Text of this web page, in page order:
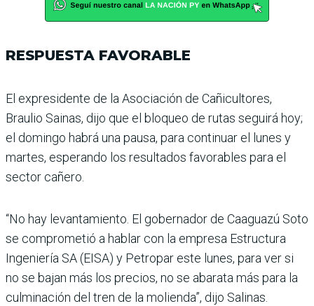
RESPUESTA FAVORABLE
El expresidente de la Asocia­ción de Cañicultores,
Braulio Sainas, dijo que el bloqueo de rutas seguirá hoy;
el domingo habrá una pausa, para conti­nuar el lunes y
martes, espe­rando los resultados favora­bles para el
sector cañero.
“No hay levantamiento. El gobernador de Caaguazú Soto
se comprometió a hablar con la empresa Estructura
Inge­niería SA (EISA) y Petropar este lunes, para ver si
no se bajan más los precios, no se abarata más para la
culmina­ción del tren de la molienda”, dijo Salinas.